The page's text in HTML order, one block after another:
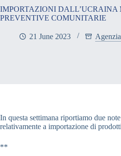
IMPORTAZIONI DALL’UCRAINA
PREVENTIVE COMUNITARIE
21 June 2023
In questa settimana riportiamo due
relativamente a importazione di
**